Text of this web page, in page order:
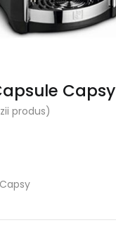
Lost password?
Capsy
produs)